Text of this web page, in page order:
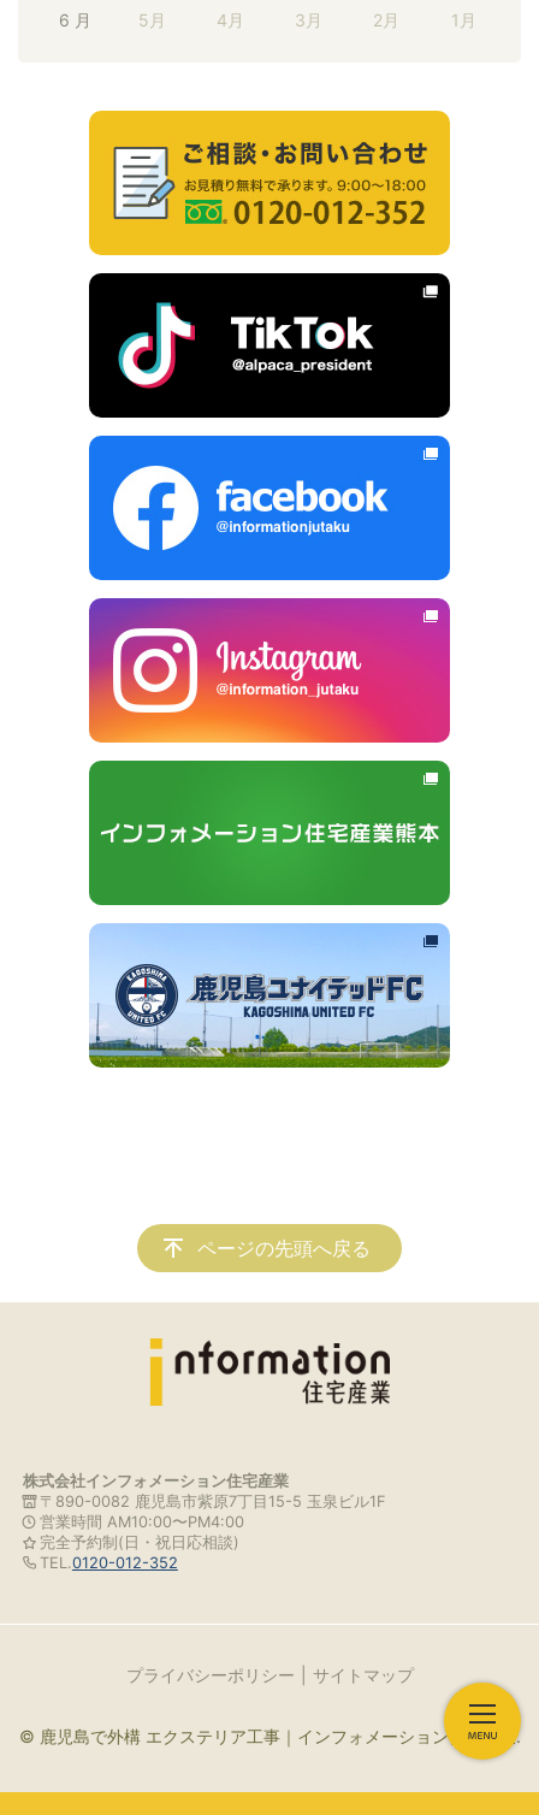
6 月 5月 4月 3月 2月 1月
ページの先頭へ戻る
株式会社インフォメーション住宅産業
〒890-0082 鹿児島市紫原7丁目15-5 玉泉ビル1F
営業時間 AM10:00〜PM4:00
完全予約制(日・祝日応相談)
TEL.0120-012-352
プライバシーポリシー サイトマップ
© 鹿児島で外構 エクステリア工事｜インフォメーション住宅産業.